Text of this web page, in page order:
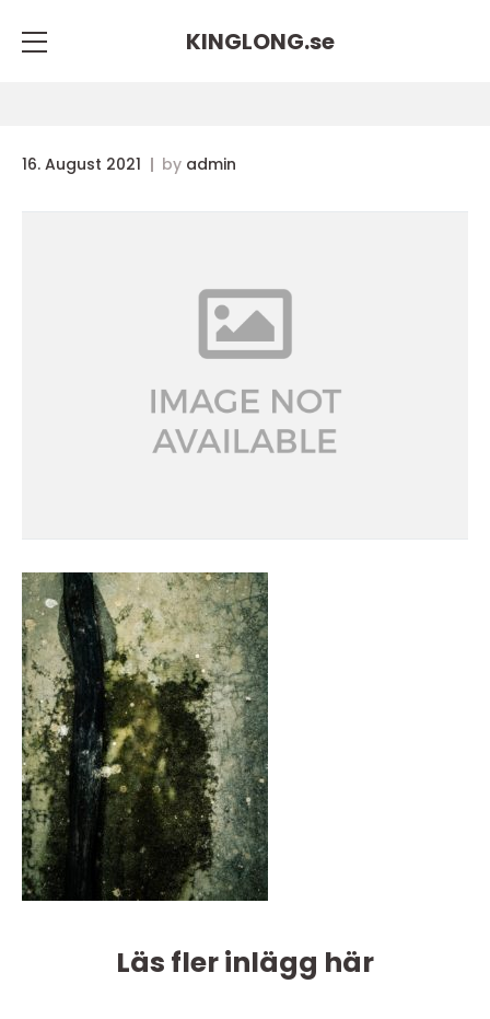
KINGLONG.se
16. August 2021 by admin
Läs fler inlägg här